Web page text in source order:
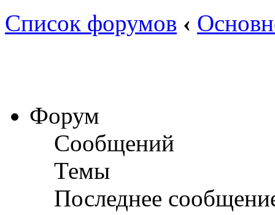
Список форумов ‹
Форум
Сообщений
Темы
Последнее